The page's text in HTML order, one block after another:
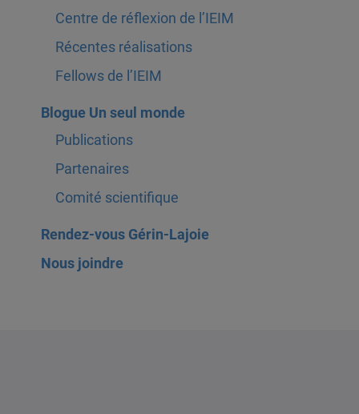
Centre de réflexion de l’IEIM
Récentes réalisations
Fellows de l’IEIM
Blogue Un seul monde
Publications
Partenaires
Comité scientifique
Rendez-vous Gérin-Lajoie
Nous joindre